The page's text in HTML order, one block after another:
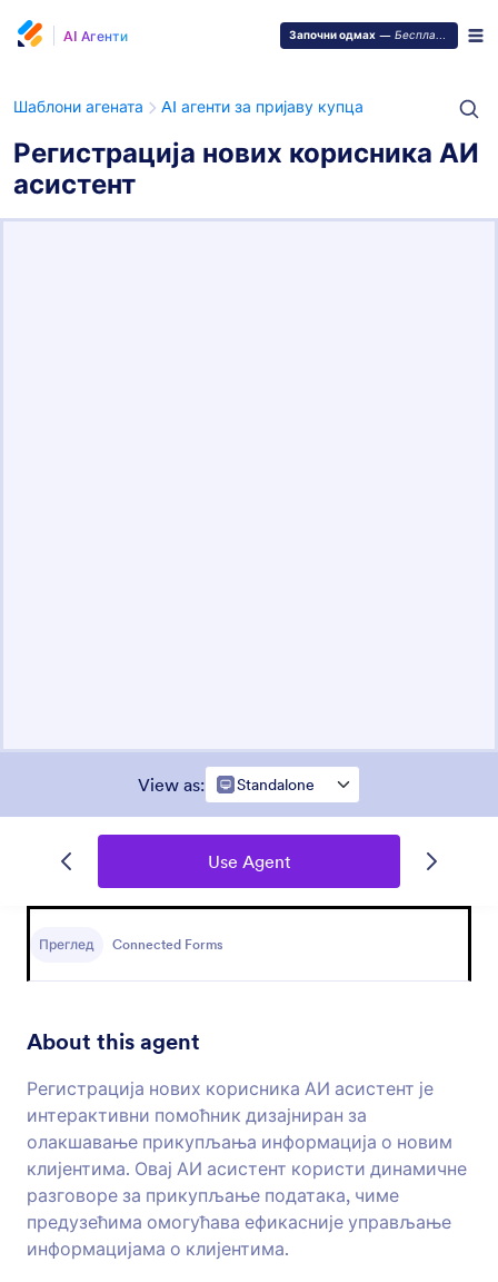
AI Агенти Започни одмах — Бесплатно је!
Шаблони агената AI агенти за пријаву купца
Регистрација нових корисника АИ
асистент
View as: Standalone
Use Agent
Преглед Connected Forms
About this agent
Регистрација нових корисника АИ асистент је
интерактивни помоћник дизајниран за
олакшавање прикупљања информација о новим
клијентима. Овај АИ асистент користи динамичне
разговоре за прикупљање података, чиме
предузећима омогућава ефикасније управљање
информацијама о клијентима.